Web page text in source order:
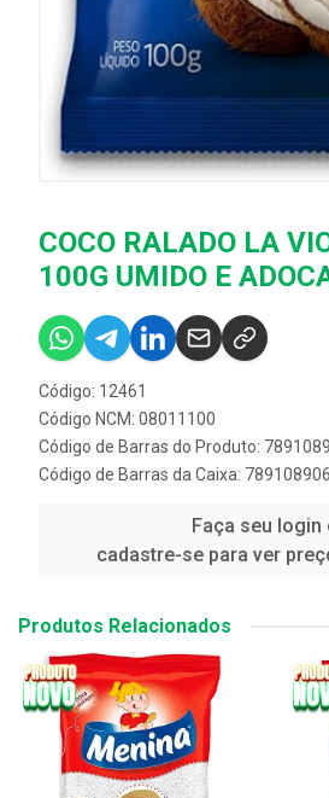
COCO RALADO LA
100G UMIDO E
Código: 12461
Código NCM: 08011100
Código de Barras do Produto:
Código de Barras da Caixa:
Faça seu login
cadastre-se para ver
Produtos Relacionados